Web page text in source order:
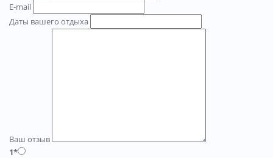
E-mail
Даты вашего отдыха
Ваш отзыв
1*